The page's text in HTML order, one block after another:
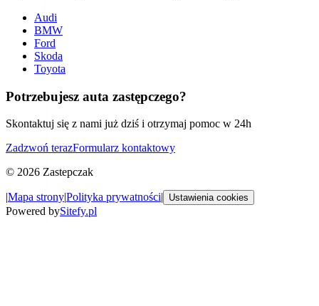
Audi
BMW
Ford
Skoda
Toyota
Potrzebujesz auta zastępczego?
Skontaktuj się z nami już dziś i otrzymaj pomoc w 24h
Zadzwoń terazFormularz kontaktowy
© 2026 Zastepczak
|Mapa strony|Polityka prywatności| Ustawienia cookies
Powered bySitefy.pl